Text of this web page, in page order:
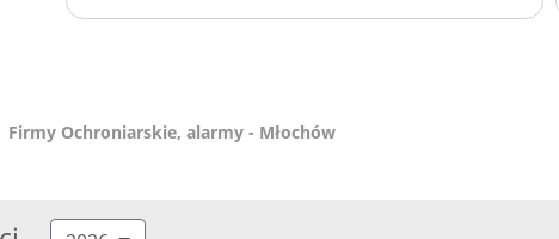
Firmy Ochroniarskie, alarmy - Młochów